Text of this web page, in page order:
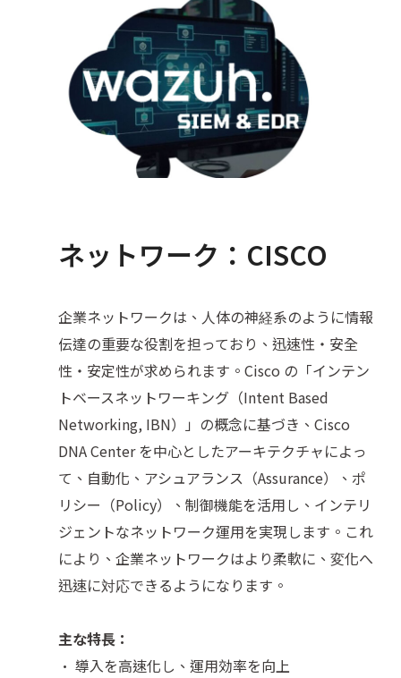
ネットワーク：CISCO
企業ネットワークは、人体の神経系のように情報
伝達の重要な役割を担っており、迅速性・安全
性・安定性が求められます。Cisco の「インテン
トベースネットワーキング（Intent Based
Networking, IBN）」の概念に基づき、Cisco
DNA Center を中心としたアーキテクチャによっ
て、自動化、アシュアランス（Assurance）、ポ
リシー（Policy）、制御機能を活用し、インテリ
ジェントなネットワーク運用を実現します。これ
により、企業ネットワークはより柔軟に、変化へ
迅速に対応できるようになります。
主な特長：
• 導入を高速化し、運用効率を向上